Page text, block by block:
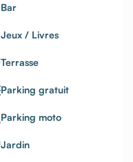
Bar
Jeux / Livres
Terrasse
Parking gratuit
Parking moto
Jardin